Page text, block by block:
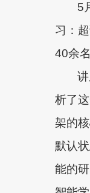
5
习：
40余
析了
架的
默认
能的